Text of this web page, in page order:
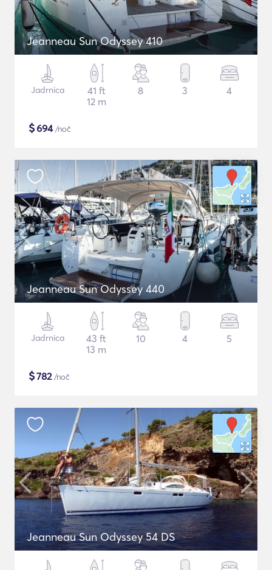
Jeanneau Sun Odyssey 410
Jadrnica
41 ft
12 m
8 3 4
$694/noč
Jeanneau Sun Odyssey 440
Jadrnica
43 ft
13 m
10 4 5
$782/noč
Jeanneau Sun Odyssey 54 DS